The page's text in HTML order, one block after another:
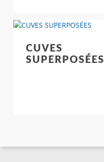
CUVES
SUPERPOSÉES